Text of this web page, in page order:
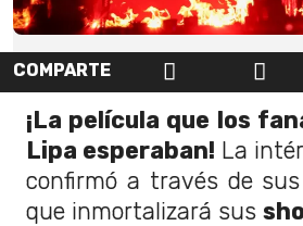
COMPARTE
¡La película que los
Lipa esperaban! La
confirmó a través de
que inmortalizará sus